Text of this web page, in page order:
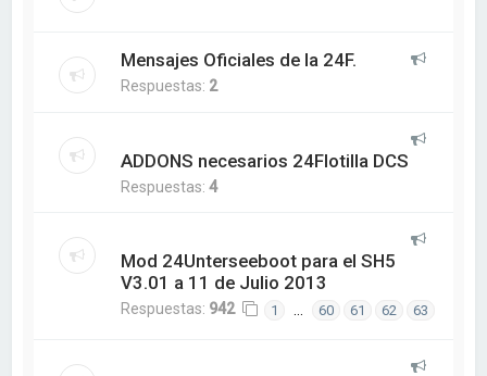
Mensajes Oficiales de la 24F.
Respuestas: 2
ADDONS necesarios 24Flotilla DCS
Respuestas:4
Mod 24Unterseeboot para el SH5
V3.01 a 11 de Julio 2013
Respuestas: 942 1 … 60 61 62 63